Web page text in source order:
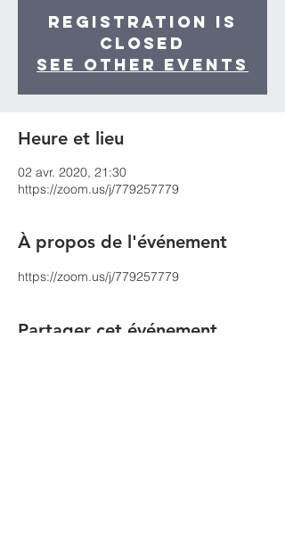
Registration is
Closed
See other events
Heure et lieu
02 avr. 2020, 21:30
https://zoom.us/j/779257779
À propos de l'événement
https://zoom.us/j/779257779
Partager cet événement